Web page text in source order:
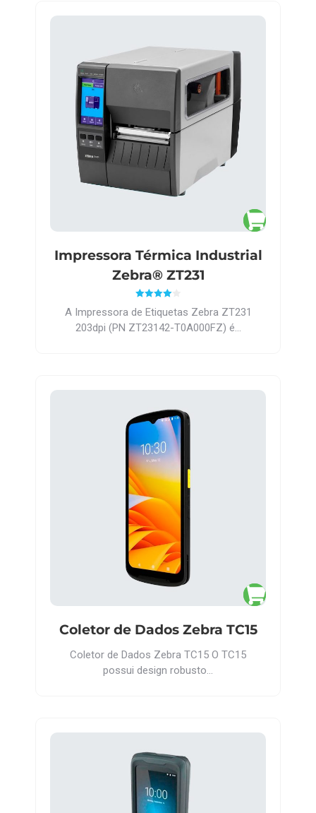
Impressora Térmica Industrial
Zebra® ZT231
4.00de 5
A Impressora de Etiquetas Zebra ZT231
203dpi (PN ZT23142-T0A000FZ) é…
Coletor de Dados Zebra TC15
Coletor de Dados Zebra TC15 O TC15
possui design robusto…